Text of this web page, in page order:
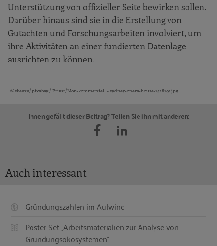
Unterstützung von offizieller Seite bewirken sollen.
Darüber hinaus sind sie in die Erstellung von
Gutachten und Forschungsarbeiten involviert, um
ihre Aktivitäten an einer fundierten Datenlage
ausrichten zu können.
Bildquellen und Copyright-Hinweise
© skeeze/ pixabay / Privat/Non-kommerziell – sydney-opera-house-1518191.jpg
Ihnen gefällt dieser Beitrag? Teilen Sie ihn mit anderen:
Auch interessant
Gründungszahlen im Aufwind
Poster-Set „Arbeitsmaterialien zur Analyse von
Gründungsökosystemen“